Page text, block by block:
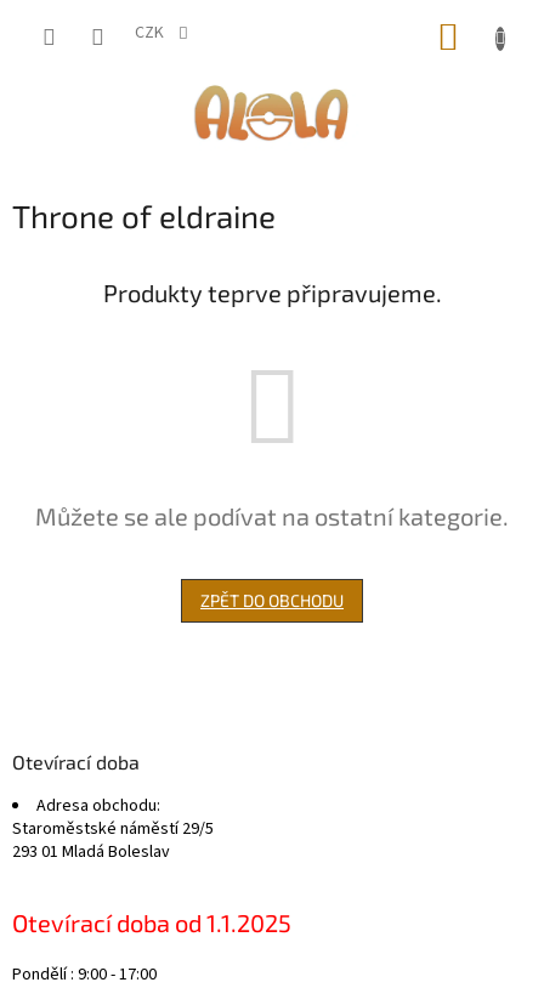
CZK
Throne of eldraine
Produkty teprve připravujeme.
Můžete se ale podívat na ostatní kategorie.
ZPĚT DO OBCHODU
Otevírací doba
Adresa obchodu:
Staroměstské náměstí 29/5
293 01 Mladá Boleslav
Otevírací doba od 1.1.2025
Pondělí : 9:00 - 17:00